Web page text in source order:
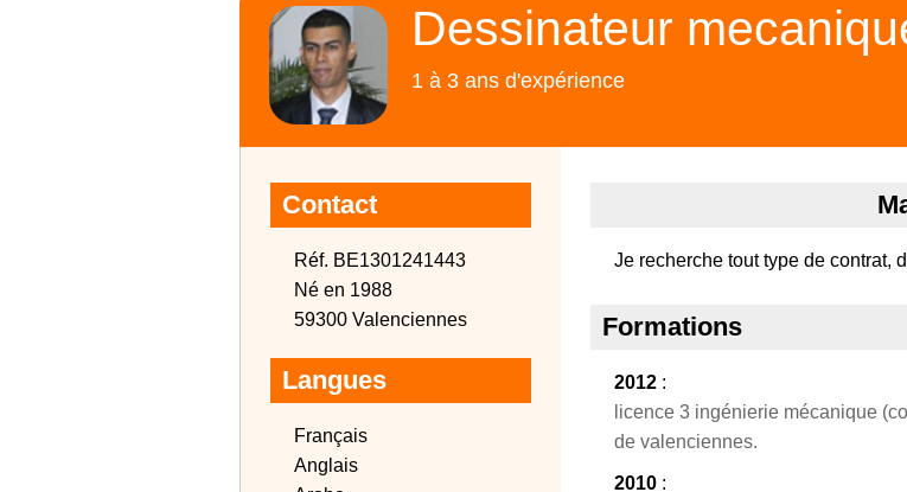
Dessinateur
1 à 3 ans d'expérience
Contact
Réf. BE1301241443
Né en 1988
59300 Valenciennes
Langues
Français
Anglais
Je recherche tout type de contrat,
Formations
2012 :
licence 3 ingénierie mécanique
de valenciennes.
2010 :